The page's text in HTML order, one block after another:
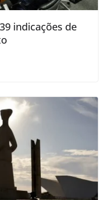
indicações de